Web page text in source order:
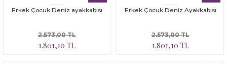
Erkek Çocuk Deniz ayakkabısı
1.801,10 TL
2.573,00 TL
Erkek Çocuk Deniz Ayakkabısı
1.801,10 TL
2.573,00 TL